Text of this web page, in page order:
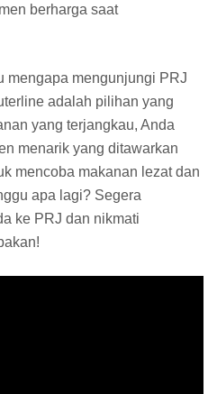
berharga saat
mengapa mengunjungi PRJ
adalah pilihan yang
yang terjangkau, Anda
menarik yang ditawarkan
mencoba makanan lezat dan
apa lagi? Segera
ke PRJ dan nikmati